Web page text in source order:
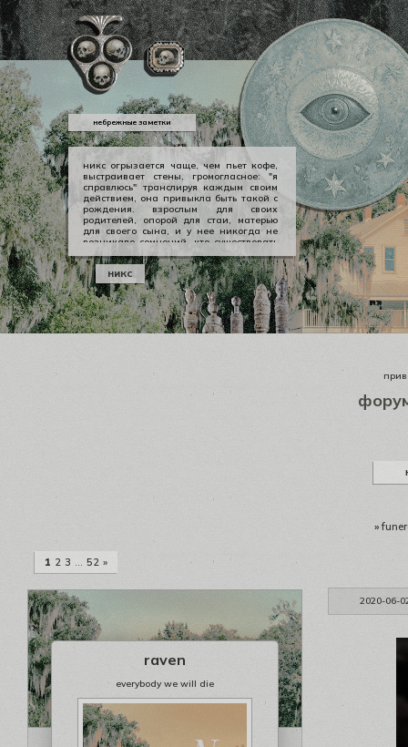
никс огрызается чаще, чем пьет кофе,
выстраивает стены, громогласное: "я
справлюсь" транслируя каждым своим
действием, она привыкла быть такой с
рождения. взрослым для своих
родителей, опорой для стаи, матерью
для своего сына, и у нее никогда не
возникало сомнений, что существовать
можно в принципе своем как-то иначе.
у никс опора — она сама, даже если
уже давно изломанная, совершенно
ненадежная, но помощи она просит
тогда, когда не остается уже выбора.
никс
небрежные заметки
»
1 2 3 … 52 »
2020-06-
raven
everybody we will die